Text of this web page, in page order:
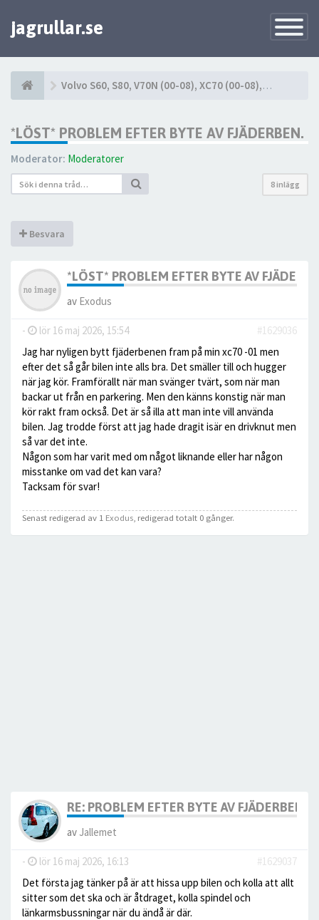
Toggle
jagrullar.se
Volvo S60, S80, V70N (00-08), XC70 (00-08), XC90 (03-14)
*LÖST* PROBLEM EFTER BYTE AV FJÄDERBEN.
Moderator: Moderatorer
8 inlägg
Besvara
*LÖST* PROBLEM EFTER BYTE AV
av Exodus
- lör 16 maj 2026, 15:54
#1629036
Jag har nyligen bytt fjäderbenen fram på min xc70 -01 men
efter det så går bilen inte alls bra. Det smäller till och hugger
när jag kör. Framförallt när man svänger tvärt, som när man
backar ut från en parkering. Men den känns konstig när man
kör rakt fram också. Det är så illa att man inte vill använda
bilen. Jag trodde först att jag hade dragit isär en drivknut men
så var det inte.
Någon som har varit med om något liknande eller har någon
misstanke om vad det kan vara?
Tacksam för svar!
Senast redigerad av 1 Exodus , redigerad totalt 0 gånger.
RE: PROBLEM EFTER BYTE AV FJÄDERBEN.
av Jallemet
- lör 16 maj 2026, 16:13
#1629037
Det första jag tänker på är att hissa upp bilen och kolla att allt
sitter som det ska och är åtdraget, kolla spindel och
länkarmsbussningar när du ändå är där.